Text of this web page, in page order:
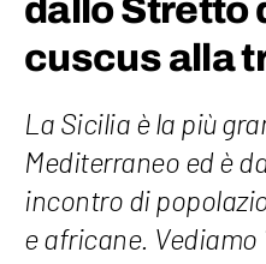
dallo Stretto
cuscus alla
La Sicilia è la più
Mediterraneo ed è
incontro di
e africane. Vediamo